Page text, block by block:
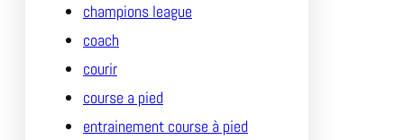
champions league
coach
courir
course a pied
entrainement course à pied